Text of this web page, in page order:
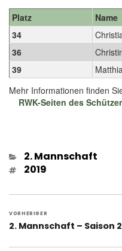
Platz Name
34
36
39
Mehr Informationen finden
RWK-Seiten des
Kategorien
2. Mannschaft
Schlagwörter
2019
VORHERIGER
Vorheriger
2. Mannschaft – Saison